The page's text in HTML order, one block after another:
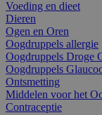
Voeding en dieet
Dieren
Ogen en Oren
Oogdruppels allergie
Oogdruppels Droge
Oogdruppels
Ontsmetting
Middelen voor het
Contraceptie